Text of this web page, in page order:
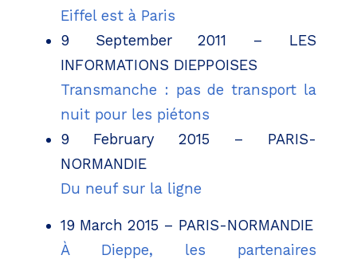
Eiffel est à Paris
9 September 2011 – LES
INFORMATIONS DIEPPOISES
Transmanche : pas de transport la
nuit pour les piétons
9 February 2015 – PARIS-
NORMANDIE
Du neuf sur la ligne
19 March 2015 – PARIS-NORMANDIE
À Dieppe, les partenaires